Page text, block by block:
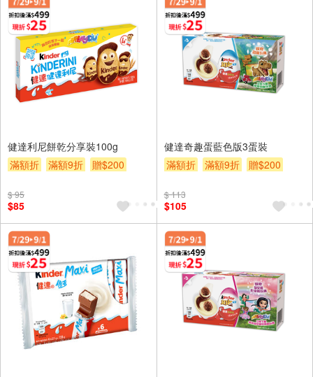
健達利尼餅乾分享裝100g
滿額折
滿額9折 贈$200
$ 95
$85
健達奇趣蛋藍色版3蛋裝
滿額折
滿額9折 贈$200
$ 113
$105